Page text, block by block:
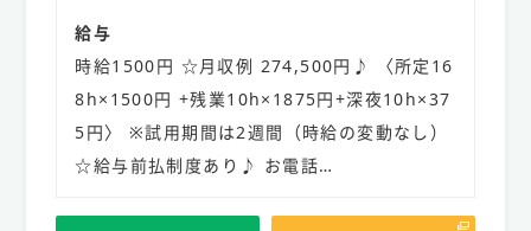
給与
時給1500円 ☆月収例 274,500円♪ 〈所定16
8h×1500円 +残業10h×1875円+深夜10h×37
5円〉 ※試用期間は2週間（時給の変動なし）
☆給与前払制度あり♪ お電話…